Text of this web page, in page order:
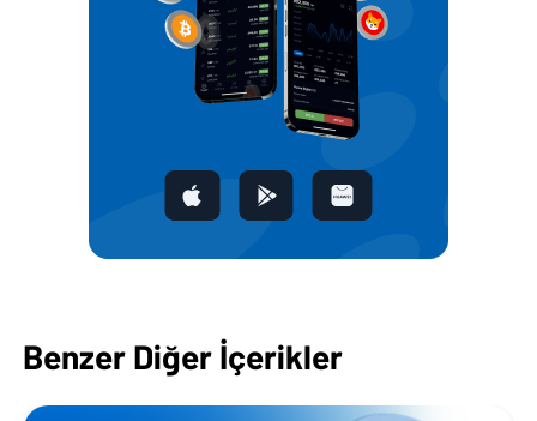
Benzer Diğer İçerikler